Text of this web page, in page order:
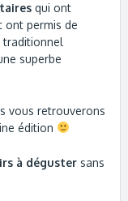
qui ont
ont permis de
traditionnel
superbe
vous retrouverons
édition
à dégustersans